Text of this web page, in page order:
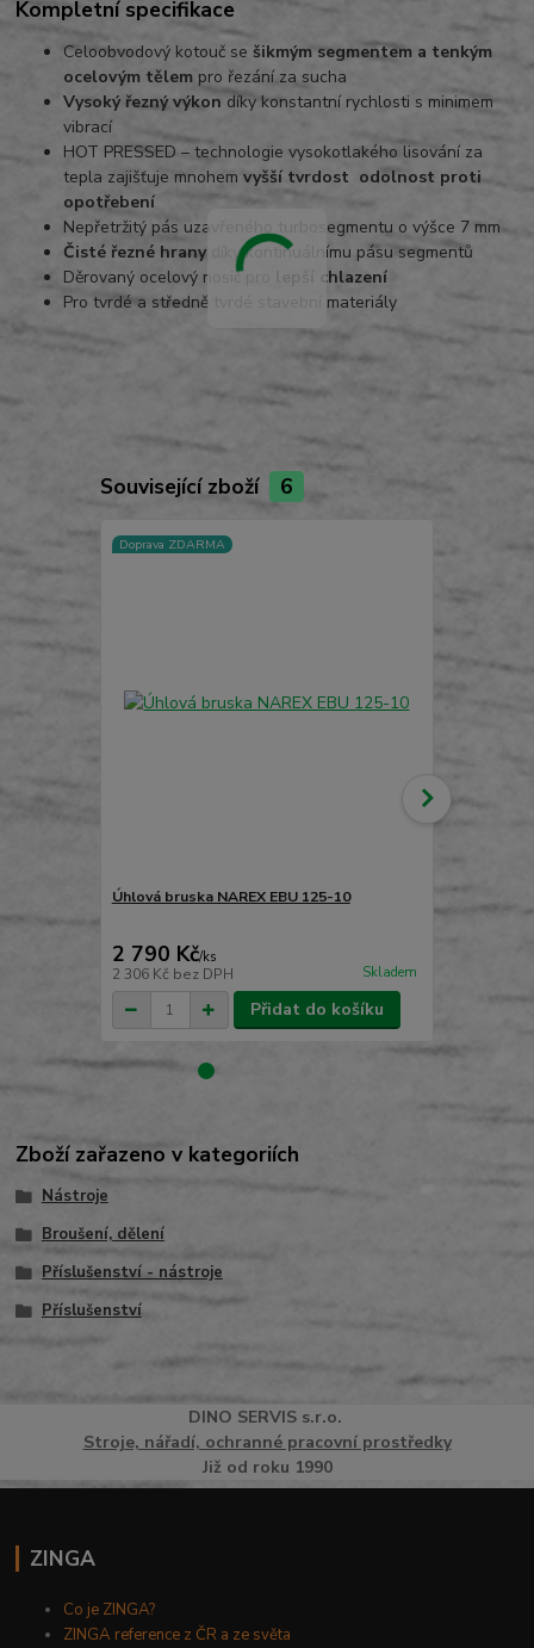
Kompletní specifikace
Celoobvodový kotouč se šikmým segmentem a tenkým
ocelovým tělem pro řezání za sucha
Vysoký řezný výkon díky konstantní rychlosti s minimem
vibrací
HOT PRESSED – technologie vysokotlakého lisování za
tepla zajišťuje mnohemvyšší tvrdost odolnost proti
opotřebení
Nepřetržitý pás uzavřeného turbosegmentu o výšce 7 mm
Čisté řezné hranydíky kontinuálnímu pásu segmentů
Děrovaný ocelový nosič pro
lepší chlazení
Pro tvrdé a středně tvrdé stavební materiály
Související zboží 6
Doprava ZDARMA
Úhlová bruska NAREX EBU 125-10
2 790 Kč/ks
2 306 Kč bez DPH Skladem
Přidat do košíku
Zboží zařazeno v kategoriích
Nástroje
Broušení, dělení
Příslušenství - nástroje
Příslušenství
DINO SERVISs.r.o.
Stroje, nářadí, ochranné pracovní prostředky
Již od roku 1990
ZINGA
Co je ZINGA?
ZINGA reference z ČR a ze světa